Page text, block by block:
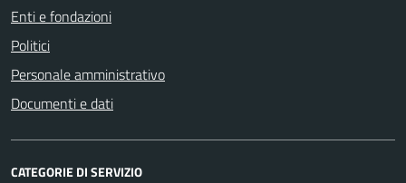
Enti e fondazioni
Politici
Personale amministrativo
Documenti e dati
CATEGORIE DI SERVIZIO